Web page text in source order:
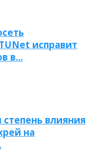
исправит
в…
влияния
на